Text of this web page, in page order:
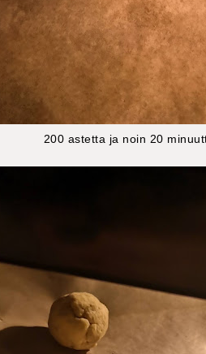
200 astetta ja noin 20